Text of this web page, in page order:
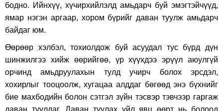
бодно. Ийнхүү, хүчирхийлэлд амьдарч буй эмэгтэйчүүд,
ямар нэгэн аргаар, хором бүрийг даван туулж амьдарч
байдаг юм.
Өөрөөр хэлбэл, тохиолдож буй асуудал тус бүрд дүн
шинжилгээ хийж өөрийгөө, үр хүүхдээ эрүүл аюулгүй
орчинд амьдруулахын тулд учирч болох эрсдэл,
хохирлыг тооцоолж, хугацаа алддаг бөгөөд энэ бүхнийг
бие махбодийн болон сэтгэл зүйн тэсвэр тэвчээр гаргаж
даван туулдаг. Даван туулах үйл явц өөрт нь болоод